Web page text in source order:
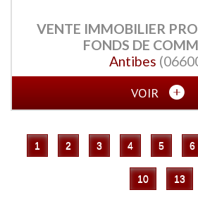
VENTE IMMOBILIER
FONDS DE
Antibes
VOIR
1 2 3 4 5 6
10 13